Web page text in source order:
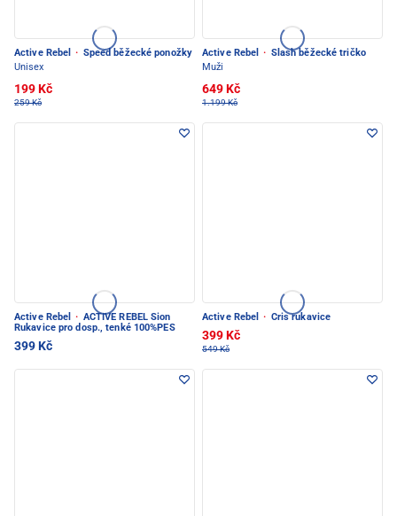
Active Rebel · Speed běžecké ponožky
Unisex
199 Kč
259 Kč
Active Rebel · Slash běžecké tričko
Muži
649 Kč
1.199 Kč
Active Rebel · ACTIVE REBEL Sion
Rukavice pro dosp., tenké 100%PES
399 Kč
Active Rebel · Cris rukavice
399 Kč
549 Kč